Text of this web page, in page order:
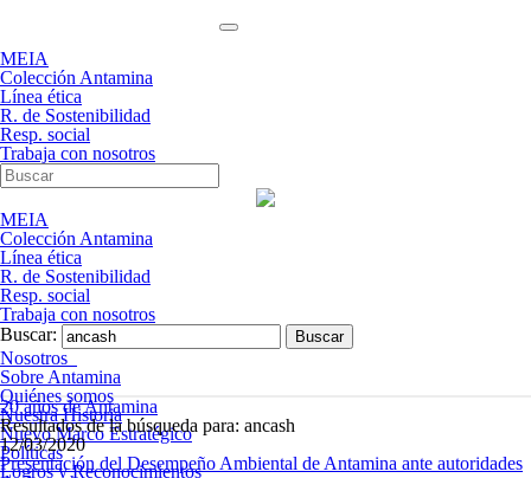
MEIA
Colección Antamina
Línea ética
R. de Sostenibilidad
Resp. social
Trabaja con nosotros
MEIA
Colección Antamina
Línea ética
R. de Sostenibilidad
Resp. social
Trabaja con nosotros
Buscar:
Nosotros
Sobre Antamina
Quiénes somos
Nuestra Historia
Nuevo Marco Estratégico
Políticas
Logros y Reconocimientos
20 años de Antamina
Resultados de la búsqueda para: ancash
12/03/2020
Presentación del Desempeño Ambiental de Antamina ante autoridades